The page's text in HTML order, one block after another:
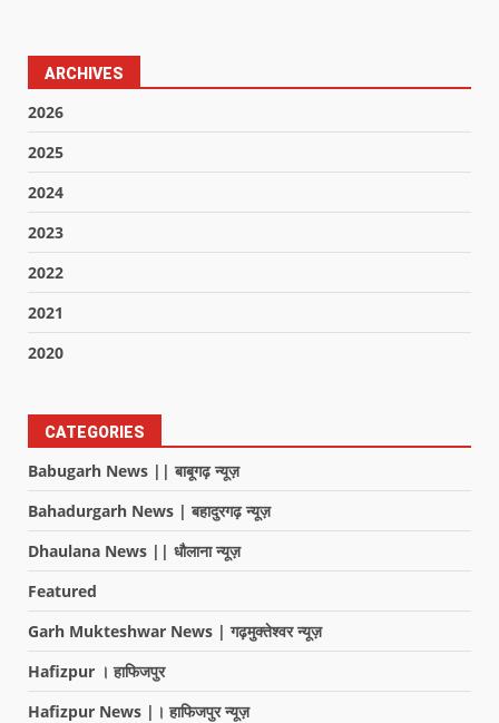
ARCHIVES
2026
2025
2024
2023
2022
2021
2020
CATEGORIES
Babugarh News || बाबूगढ़ न्यूज़
Bahadurgarh News | बहादुरगढ़ न्यूज़
Dhaulana News || धौलाना न्यूज़
Featured
Garh Mukteshwar News | गढ़मुक्तेश्वर न्यूज़
Hafizpur । हाफिजपुर
Hafizpur News |। हाफिजपुर न्यूज़